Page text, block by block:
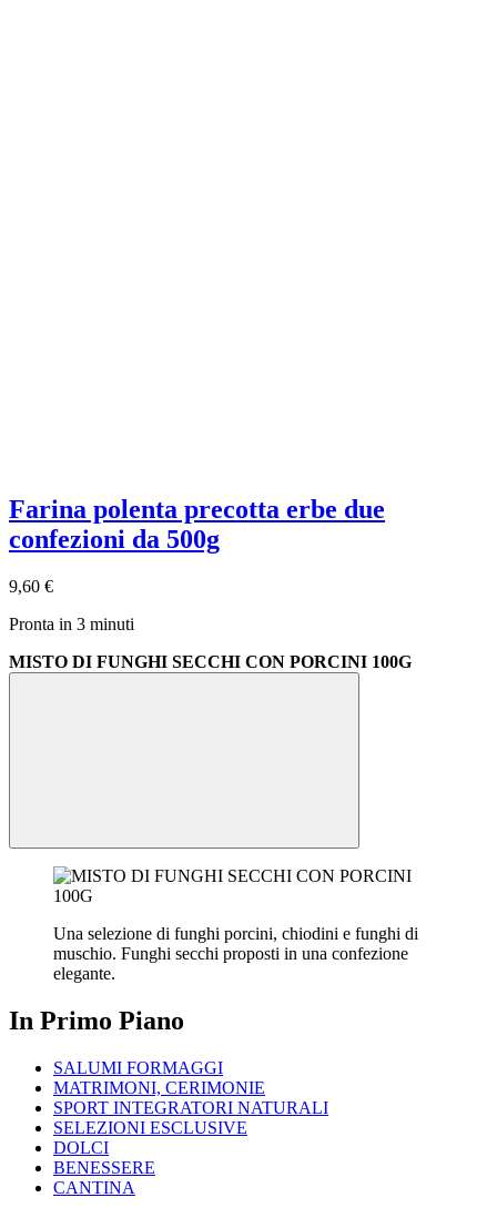
Farina polenta precotta erbe due
confezioni da 500g
9,60 €
Pronta in 3 minuti
MISTO DI FUNGHI SECCHI CON PORCINI 100G
Una selezione di funghi porcini, chiodini e funghi di
muschio. Funghi secchi proposti in una confezione
elegante.
In Primo Piano
SALUMI FORMAGGI
MATRIMONI, CERIMONIE
SPORT INTEGRATORI NATURALI
SELEZIONI ESCLUSIVE
DOLCI
BENESSERE
CANTINA